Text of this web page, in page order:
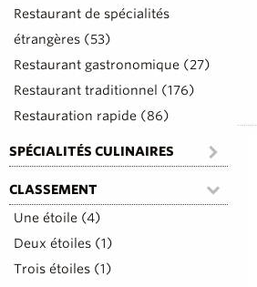
Restaurant de spécialités
étrangères (53)
Restaurant gastronomique (27)
Restaurant traditionnel (176)
Restauration rapide (86)
SPÉCIALITÉS CULINAIRES
CLASSEMENT
Une étoile (4)
Deux étoiles (1)
Trois étoiles (1)